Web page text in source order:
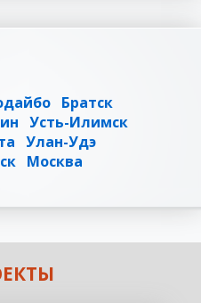
Братск
Усть-Илимск
Улан-Удэ
Москва